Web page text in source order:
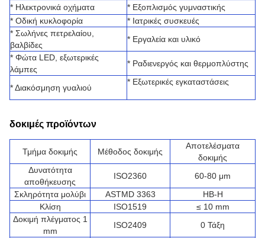
* Ηλεκτρονικά οχήματα
* Εξοπλισμός γυμναστικής
* Οδική κυκλοφορία
* Ιατρικές συσκευές
* Σωλήνες πετρελαίου,
βαλβίδες
* Εργαλεία και υλικό
* Φώτα LED, εξωτερικές
λάμπες
* Ραδιενεργός και θερμοπλύστης
* Διακόσμηση γυαλιού
* Εξωτερικές εγκαταστάσεις
δοκιμές προϊόντων
Τμήμα δοκιμής Μέθοδος δοκιμής
Αποτελέσματα
δοκιμής
Δυνατότητα
αποθήκευσης
ISO2360
60-80 μm
Σκληρότητα μολύβι
ASTMD 3363
HB-H
Κλίση
ISO1519
≤ 10 mm
Δοκιμή πλέγματος 1
mm
ISO2409
0 Τάξη